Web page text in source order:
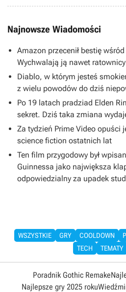
Najnowsze Wiadomości
Amazon przecenił bestię
Wychwalają ją nawet
Diablo, w którym jesteś
z wielu powodów do dziś
Po 19 latach pradziad Elden
sekret. Dziś taka zmiana
Za tydzień Prime Video opuści
science fiction ostatnich lat
Ten film przygodowy był
Guinnessa jako największa
odpowiedzialny za upadek
WSZYSTKIE GRY COOLDOWN
TECH
TEMATY
Poradnik Gothic Remake
Najlepsze gry 2025 roku